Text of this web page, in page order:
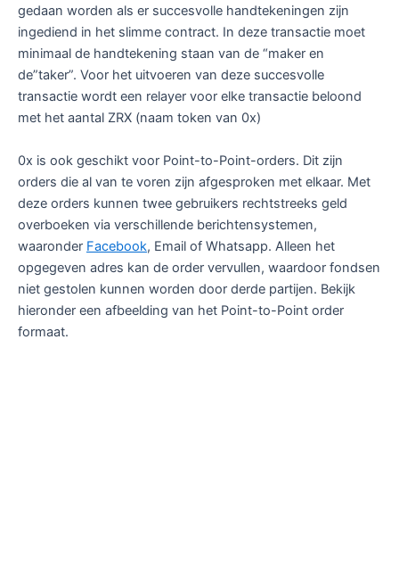
gedaan worden als er succesvolle handtekeningen zijn
ingediend in het slimme contract. In deze transactie moet
minimaal de handtekening staan van de “maker en
de”taker”. Voor het uitvoeren van deze succesvolle
transactie wordt een relayer voor elke transactie beloond
met het aantal ZRX (naam token van 0x)
0x is ook geschikt voor Point-to-Point-orders. Dit zijn
orders die al van te voren zijn afgesproken met elkaar. Met
deze orders kunnen twee gebruikers rechtstreeks geld
overboeken via verschillende berichtensystemen,
waaronder Facebook, Email of Whatsapp. Alleen het
opgegeven adres kan de order vervullen, waardoor fondsen
niet gestolen kunnen worden door derde partijen. Bekijk
hieronder een afbeelding van het Point-to-Point order
formaat.